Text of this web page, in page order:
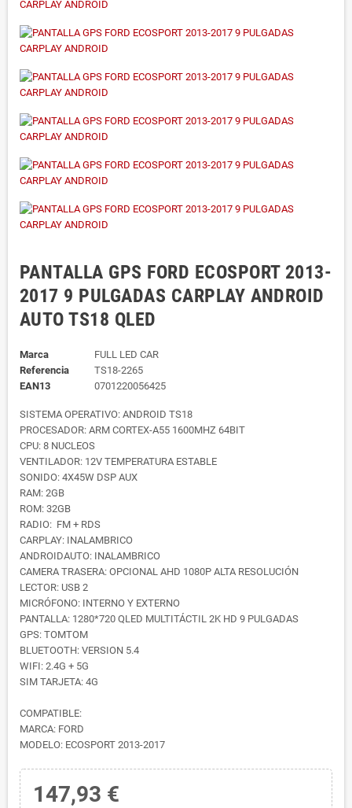
PANTALLA GPS FORD ECOSPORT 2013-
2017 9 PULGADAS CARPLAY ANDROID
AUTO TS18 QLED
Marca
FULL LED CAR
Referencia
TS18-2265
EAN13
0701220056425
SISTEMA OPERATIVO: ANDROID TS18
PROCESADOR: ARM CORTEX-A55 1600MHZ 64BIT
CPU: 8 NUCLEOS
VENTILADOR: 12V TEMPERATURA ESTABLE
SONIDO: 4X45W DSP AUX
RAM: 2GB
ROM: 32GB
RADIO: FM + RDS
CARPLAY: INALAMBRICO
ANDROIDAUTO: INALAMBRICO
CAMERA TRASERA: OPCIONAL AHD 1080P ALTA RESOLUCIÓN
LECTOR: USB 2
MICRÓFONO: INTERNO Y EXTERNO
PANTALLA: 1280*720 QLED MULTITÁCTIL 2K HD 9 PULGADAS
GPS: TOMTOM
BLUETOOTH: VERSION 5.4
WIFI: 2.4G + 5G
SIM TARJETA: 4G
COMPATIBLE:
MARCA: FORD
MODELO: ECOSPORT 2013-2017
147,93 €